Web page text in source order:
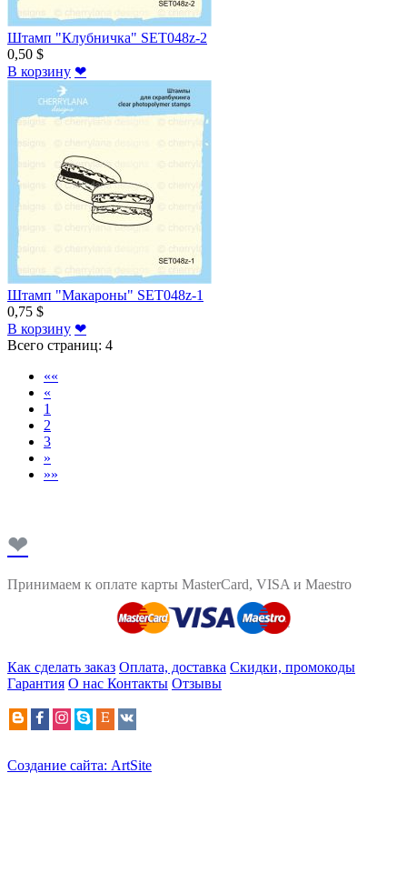
Штамп "Клубничка" SET048z-2
0,50 $
В корзину ❤
Штамп "Макароны" SET048z-1
0,75 $
В корзину ❤
Всего страниц: 4
««
«
1
2
3
»
»»
❤
Принимаем к оплате карты MasterCard, VISA и Maestro
Как сделать заказ Оплата, доставка Скидки, промокоды
Гарантия О нас Контакты Отзывы
Создание сайта: ArtSite